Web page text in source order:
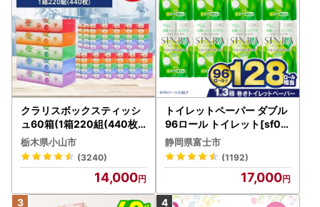
クラリスボックスティッシ
ュ60箱(1箱220組(440枚))
(5個入り×12セット)【配送
不可地域：離島・沖縄県】
【1256759】
栃木県小山市
(3240)
14,000
トイレットペーパー ダブル
96ロール トイレット[sf00
1-012]
静岡県富士市
(1192)
17,000